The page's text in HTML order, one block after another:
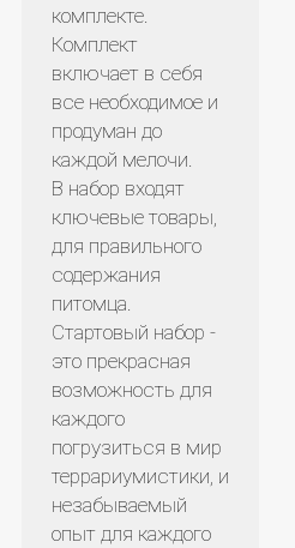
комплекте.
Комплект
включает в себя
все необходимое и
продуман до
каждой мелочи.
В набор входят
ключевые товары,
для правильного
содержания
питомца.
Стартовый набор -
это прекрасная
возможность для
каждого
погрузиться в мир
террариумистики, и
незабываемый
опыт для каждого